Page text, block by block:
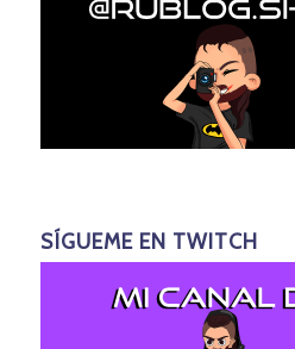
SÍGUEME EN TWITCH